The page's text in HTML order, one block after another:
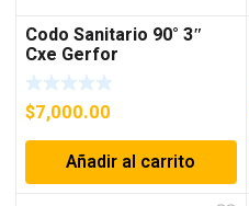
Codo Sanitario 90° 3″
Cxe Gerfor
$7,000.00
Añadir al carrito